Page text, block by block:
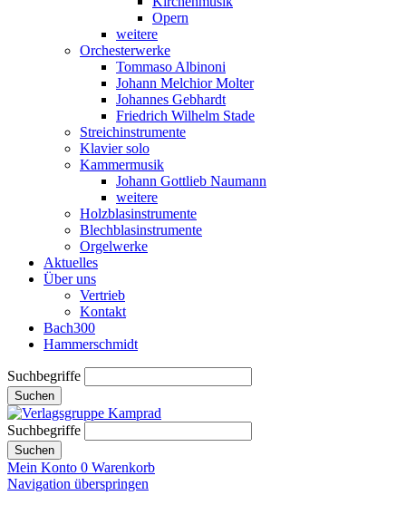
Opern
weitere
Orchesterwerke
Tommaso Albinoni
Johann Melchior Molter
Johannes Gebhardt
Friedrich Wilhelm Stade
Streichinstrumente
Klavier solo
Kammermusik
Johann Gottlieb Naumann
weitere
Holzblasinstrumente
Blechblasinstrumente
Orgelwerke
Aktuelles
Über uns
Vertrieb
Kontakt
Bach300
Hammerschmidt
Suchbegriffe
Suchen
Suchbegriffe
Suchen
Mein Konto 0 Warenkorb
Navigation überspringen